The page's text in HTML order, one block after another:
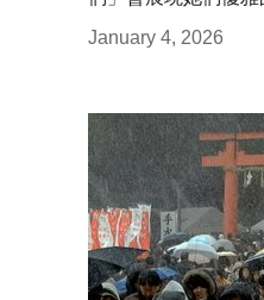
January 4, 2026